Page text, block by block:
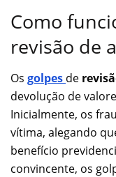
Como
revisão de
Os golpes de
devolução de
Inicialmente, os
vítima, alegando
benefício
convincente, os